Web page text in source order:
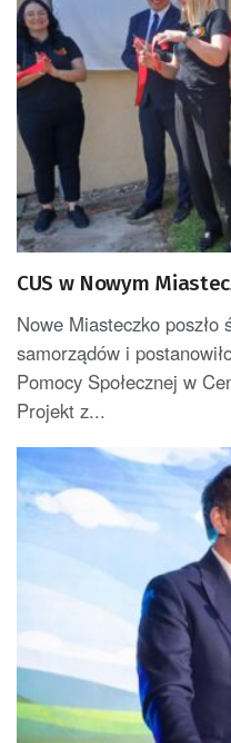
CUS w Nowym
Nowe Miasteczko
samorządów i
Pomocy Społecznej w
Projekt z...